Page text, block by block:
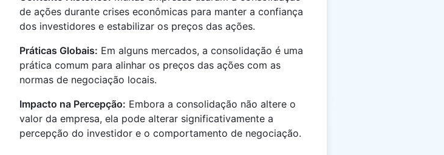
de ações durante crises econômicas para manter a confiança
dos investidores e estabilizar os preços das ações.
Práticas Globais: Em alguns mercados, a consolidação é uma
prática comum para alinhar os preços das ações com as
normas de negociação locais.
Impacto na Percepção: Embora a consolidação não altere o
valor da empresa, ela pode alterar significativamente a
percepção do investidor e o comportamento de negociação.